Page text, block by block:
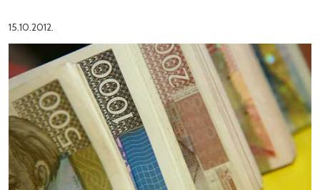
15.10.2012.